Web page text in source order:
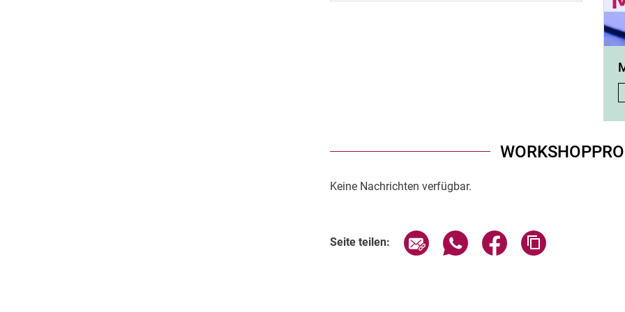
Keine Nachrichten verfügbar.
Seite teilen: Seite über E-Mail teilen
Seite über WhatsApp teilen
Seite über Facebook